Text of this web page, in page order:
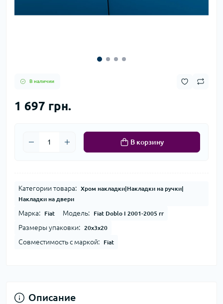
В наличии
1 697 грн.
В корзину
Категории товара:
Хром накладки|Накладки на ручки|
Накладки на двери
Марка: Fiat Модель: Fiat Doblo I 2001-2005 гг
Размеры упаковки: 20x3x20
Совместимость с маркой: Fiat
Описание